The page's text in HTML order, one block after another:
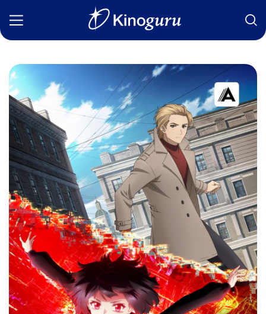
Фильмы
Статьи
Сериалы
Новости
Подборки
Рецензии
О нас
Авторы